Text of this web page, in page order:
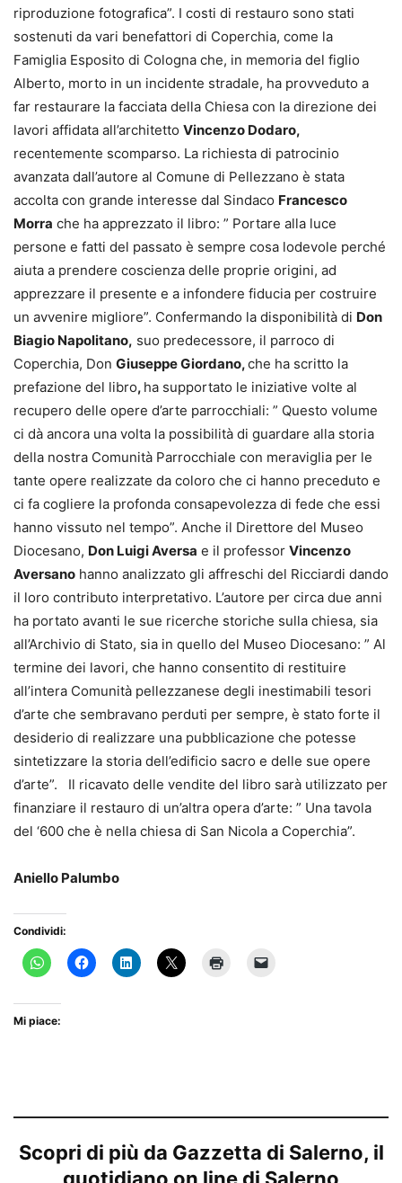
riproduzione fotografica”. I costi di restauro sono stati
sostenuti da vari benefattori di Coperchia, come la
Famiglia Esposito di Cologna che, in memoria del figlio
Alberto, morto in un incidente stradale, ha provveduto a
far restaurare la facciata della Chiesa con la direzione dei
lavori affidata all’architetto Vincenzo Dodaro,
recentemente scomparso. La richiesta di patrocinio
avanzata dall’autore al Comune di Pellezzano è stata
accolta con grande interesse dal Sindaco Francesco
Morra che ha apprezzato il libro: ” Portare alla luce
persone e fatti del passato è sempre cosa lodevole perché
aiuta a prendere coscienza delle proprie origini, ad
apprezzare il presente e a infondere fiducia per costruire
un avvenire migliore”. Confermando la disponibilità di Don
Biagio Napolitano, suo predecessore, il parroco di
Coperchia, Don Giuseppe Giordano,che ha scritto la
prefazione del libro, ha supportato le iniziative volte al
recupero delle opere d’arte parrocchiali: ” Questo volume
ci dà ancora una volta la possibilità di guardare alla storia
della nostra Comunità Parrocchiale con meraviglia per le
tante opere realizzate da coloro che ci hanno preceduto e
ci fa cogliere la profonda consapevolezza di fede che essi
hanno vissuto nel tempo”. Anche il Direttore del Museo
Diocesano, Don Luigi Aversa e il professor Vincenzo
Aversano hanno analizzato gli affreschi del Ricciardi dando
il loro contributo interpretativo. L’autore per circa due anni
ha portato avanti le sue ricerche storiche sulla chiesa, sia
all’Archivio di Stato, sia in quello del Museo Diocesano: ” Al
termine dei lavori, che hanno consentito di restituire
all’intera Comunità pellezzanese degli inestimabili tesori
d’arte che sembravano perduti per sempre, è stato forte il
desiderio di realizzare una pubblicazione che potesse
sintetizzare la storia dell’edificio sacro e delle sue opere
d’arte”. Il ricavato delle vendite del libro sarà utilizzato per
finanziare il restauro di un’altra opera d’arte: ” Una tavola
del ‘600 che è nella chiesa di San Nicola a Coperchia”.
Aniello Palumbo
Condividi:
Mi piace:
Scopri di più da Gazzetta di Salerno, il